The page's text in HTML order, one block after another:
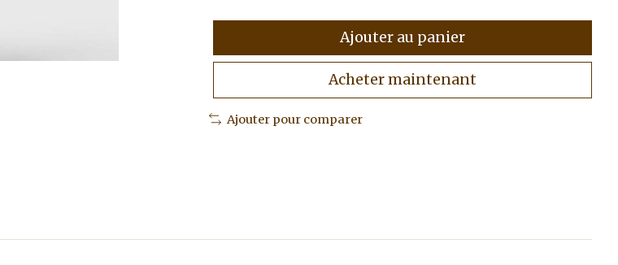
Ajouter au panier
Acheter maintenant
Ajouter pour comparer